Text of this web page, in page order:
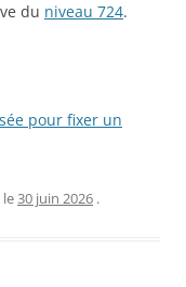
du niveau 724.
pour fixer un
le30 juin 2026 .